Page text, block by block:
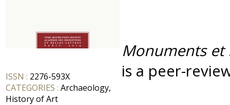
ISSN : 2276-593X
CATEGORIES : Archaeology,
History of Art
Monuments et
is a peer-